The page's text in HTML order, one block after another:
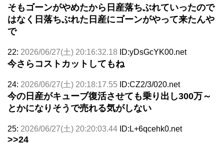
そもゴーンがやめたから日産落ちぶれていったので
はなく日落ちぶれた日産にゴーンがやって来たんや
で
22: 2026/06/27(土) 20:16:32.18 ID:yDsGcYK00.net
今さらコストカットしてもね
24: 2026/06/27(土) 20:18:17.55 ID:CZ2/3/020.net
今の日産がキューブ復活させても乗り出し300万～
とかになりそうで売れる気がしない
25: 2026/06/27(土) 20:20:03.44 ID:L+6qcehk0.net
>>24